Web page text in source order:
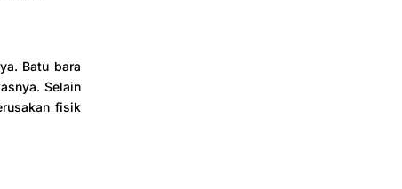
Batu bara
Selain
fisik